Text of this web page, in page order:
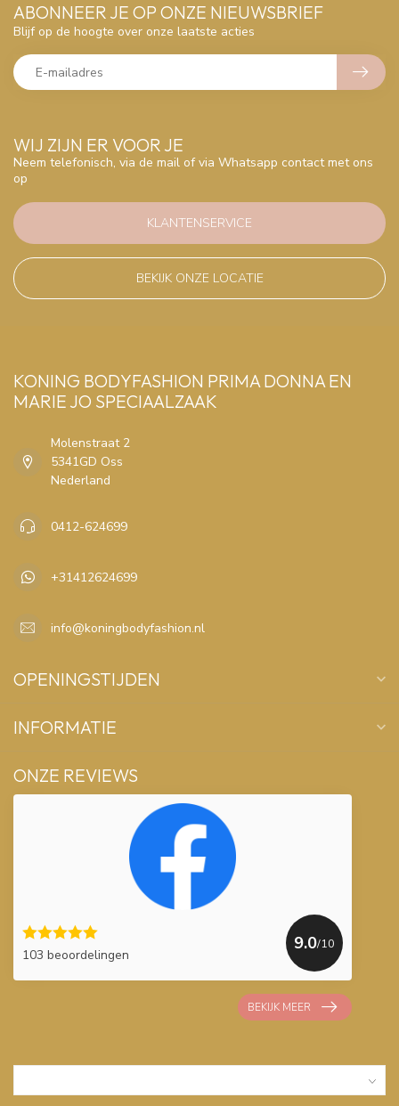
WIJ ZIJN ER VOOR JE
Neem telefonisch, via de mail of via Whatsapp contact met ons
op
KLANTENSERVICE
BEKIJK ONZE LOCATIE
ABONNEER JE OP ONZE NIEUWSBRIEF
Blijf op de hoogte over onze laatste acties
KONING BODYFASHION PRIMA DONNA EN
MARIE JO SPECIAALZAAK
Molenstraat 2
5341GD Oss
Nederland
0412-624699
+31412624699
info@koningbodyfashion.nl
OPENINGSTIJDEN
INFORMATIE
ONZE REVIEWS
103 beoordelingen
9.0/10
BEKIJK MEER